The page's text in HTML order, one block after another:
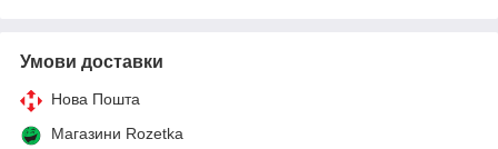
Умови доставки
Нова Пошта
Магазини Rozetka